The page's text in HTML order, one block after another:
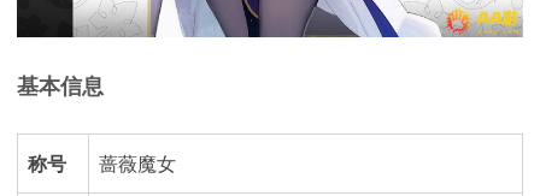
基本信息
称号 蔷薇魔女